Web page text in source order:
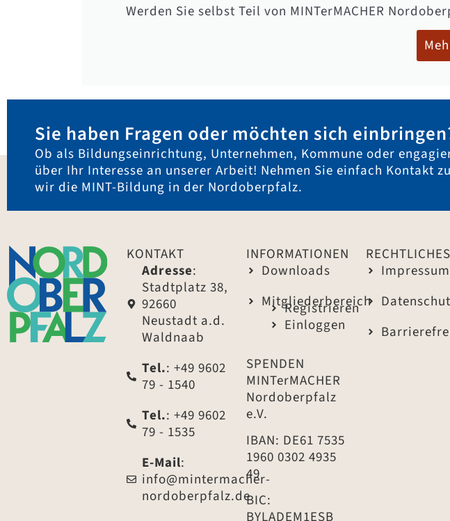
Werden Sie selbst Teil von MINTerMACHER
Sie haben Fragen oder möchten sich
Ob als Bildungseinrichtung, Unternehmen, Kommune oder
über Ihr Interesse an unserer Arbeit! Nehmen Sie einfach Kontakt
wir die MINT-Bildung in der Nordoberpfalz.
KONTAKT
Adresse:
Stadtplatz 38,
92660
Neustadt a.d.
Waldnaab
Tel.: +49 9602
79 - 1540
Tel.: +49 9602
79 - 1535
E-Mail:
info@mintermacher-
nordoberpfalz.de
INFORMATIONEN
Downloads
Mitgliederbereich
Registrieren
Einloggen
SPENDEN
MINTerMACHER
Nordoberpfalz
e.V.
IBAN: DE61 7535
1960 0302 4935
49
BIC:
BYLADEM1ESB
RECHTLICHES
Impressum